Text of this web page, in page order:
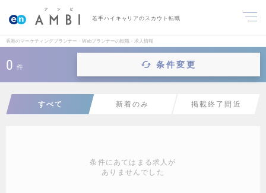
若手ハイキャリアのスカウト転職
香港のマーケティングプランナー・Webプランナーの転職・求人情報
0 件 条件変更
すべて 新着のみ 掲載終了間近
条件にあてはまる求人が
ありませんでした